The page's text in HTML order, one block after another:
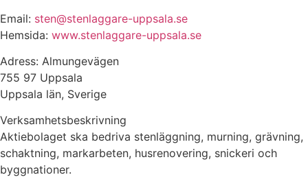
Email: sten@stenlaggare-uppsala.se
Hemsida: www.stenlaggare-uppsala.se
Adress: Almungevägen
755 97 Uppsala
Uppsala län, Sverige
Verksamhetsbeskrivning
Aktiebolaget ska bedriva stenläggning, murning, grävning,
schaktning, markarbeten, husrenovering, snickeri och
byggnationer.